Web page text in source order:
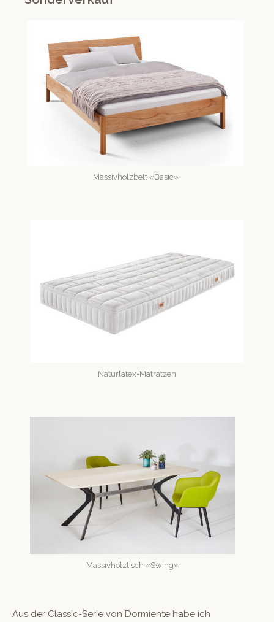
Mas­sivholz­bett «Basic»
Naturla­tex-Matratzen
Mas­sivholztisch «Swing»
Aus der Clas­sic-Serie von Dormiente habe ich